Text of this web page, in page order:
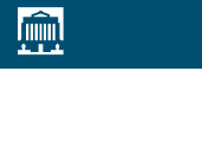
Accueil